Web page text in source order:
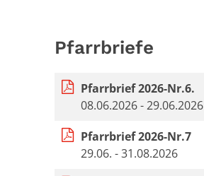
Pfarrbriefe
Pfarrbrief 2026-Nr.6.
08.06.2026 - 29.06.2026
Pfarrbrief 2026-Nr.7
29.06. - 31.08.2026